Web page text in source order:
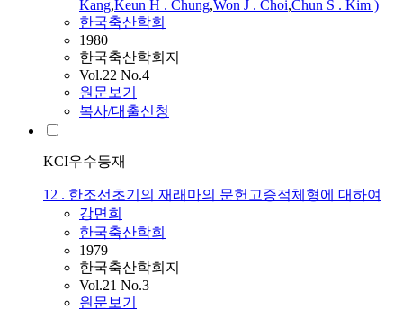
Kang,Keun H . Chung,Won J . Choi,Chun S . Kim )
한국축산학회
1980
한국축산학회지
Vol.22 No.4
원문보기
복사/대출신청
KCI우수등재
12 . 한조선초기의 재래마의 문헌고증적체형에 대하여
강면희
한국축산학회
1979
한국축산학회지
Vol.21 No.3
원문보기